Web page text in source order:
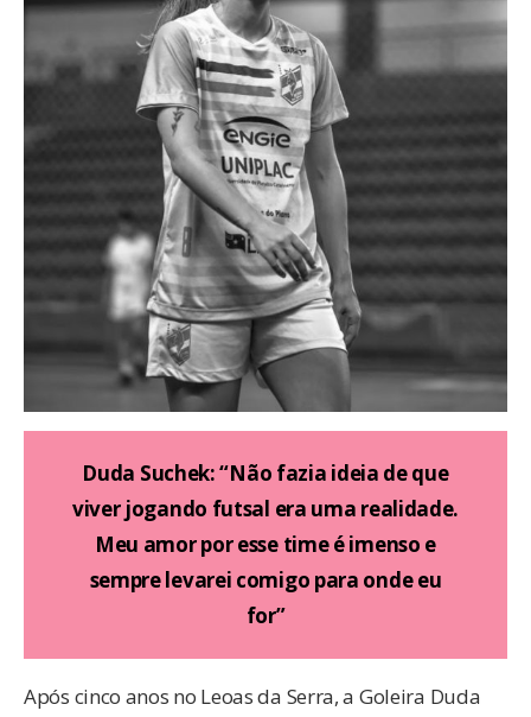
Duda Suchek: “Não fazia ideia de que
viver jogando futsal era uma realidade.
Meu amor por esse time é imenso e
sempre levarei comigo para onde eu
for”
Após cinco anos no Leoas da Serra, a Goleira Duda